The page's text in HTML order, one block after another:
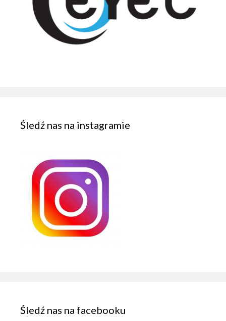
Śledź nas na instagramie
Śledź nas na facebooku